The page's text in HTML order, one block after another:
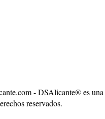
- DSAlicante® es una
reservados.